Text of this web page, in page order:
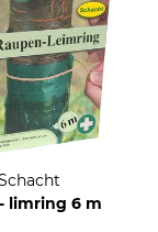
limring 6 m